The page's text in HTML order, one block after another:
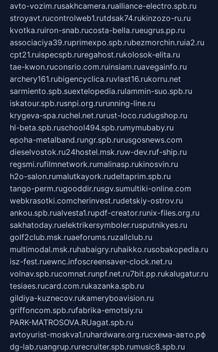
avto-vozim.rusakhcamera.rualliance-electro.spb.ru
stroyavt.rucontrolweb1.rutdsak74.rukinzozo-ru.ru
kvotka.ruiron-snab.rucosta-bella.rueugrus.pp.ru
associaciya39.ruprimexpo.spb.rubezmorchin.ruia2.ru
cpt21.ruispecspb.ruregahost.rukolosok-elita.ru
tae-kwon.ruconsrio.com.ruinsiam.ruavegainfo.ru
archery161.rubigencyclica.ruvlast16.rukorru.net
sarmiento.spb.suextelopedia.rulammin-suo.spb.ru
iskatour.spb.rusnpi.org.rurunning-line.ru
krygeva-spa.ruchel.net.rurust-loco.rudugshop.ru
hl-beta.spb.ruschool494.spb.rumymubaby.ru
epoha-metalband.rungr.spb.rurusgosnews.com
dieselvostok.ru24hostel.msk.ruw-dev.ruf-ship.ru
regsmi.rufilmnetwork.rumalinasp.rukinosvin.ru
h2o-salon.rumalutkayork.rudeltaprim.spb.ru
tango-perm.rugooddir.rusgv.sumultiki-online.com
webkrasotki.comcherinvest.rudetskiy-ostrov.ru
ankou.spb.rualvesta1.rupdf-creator.runix-files.org.ru
sakhatoday.ruelektrikersymboler.rusputnikyes.ru
golf2club.msk.ruaeforums.ruzallclub.ru
multimodal.msk.ruhabaigry.ruhaikko.rusobakopedia.ru
isz-fest.ruewnc.infoscreensaver-clock.net.ru
volnav.spb.rucomnat.runpf.net.ru7bit.pp.rukalugatur.ru
tesiaes.rucard.com.rukazanka.spb.ru
gildiya-kuznecov.rukameryboavision.ru
griffoncom.spb.rufabrika-emotsiy.ru
PARK-MATROSOVA.RUagat.spb.ru
avtoyurist-moskva1.ruhardware.org.ruсхема-авто.рф
dg-lab.ruangrup.rurecruiter.spb.rumusic8.spb.ru